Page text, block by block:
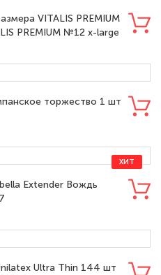
VITALIS PREMIUM
PREMIUM №12 x-large
торжество 1 шт
ХИТ
Extender Вождь
Ultra Thin 144 шт